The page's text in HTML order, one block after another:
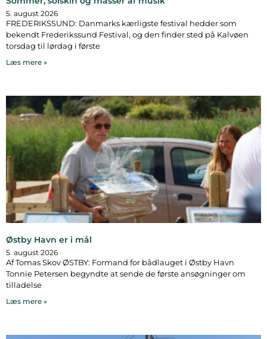
5. august 2026
FREDERIKSSUND: Danmarks kærligste festival hedder som
bekendt Frederikssund Festival, og den finder sted på Kalvøen
torsdag til lørdag i første
Læs mere »
Østby Havn er i mål
5. august 2026
Af Tomas Skov ØSTBY: Formand for bådlauget i Østby Havn
Tonnie Petersen begyndte at sende de første ansøgninger om
tilladelse
Læs mere »